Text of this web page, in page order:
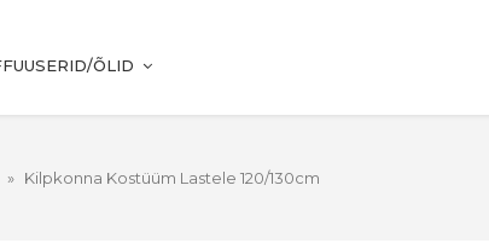
ÕLID
» Kilpkonna Kostüüm Lastele 120/130cm